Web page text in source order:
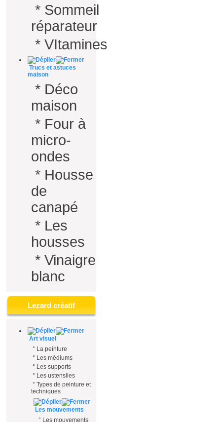
* Sommeil
réparateur
* VItamines
Trucs et astuces
maison
* Déco
maison
* Four à
micro-
ondes
* Housse
de
canapé
* Les
housses
* Vinaigre
blanc
Lezard créatif
Art visuel
° La peinture
° Les médiums
° Les supports
° Les ustensiles
° Types de peinture et
techniques
Les mouvements
° Les mouvements